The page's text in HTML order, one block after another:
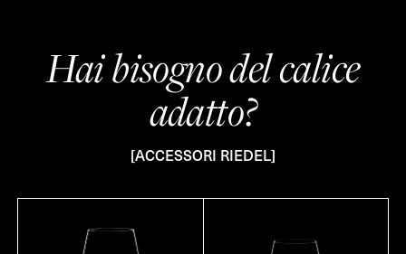
Hai bisogno del calice
adatto?
[ACCESSORI RIEDEL]